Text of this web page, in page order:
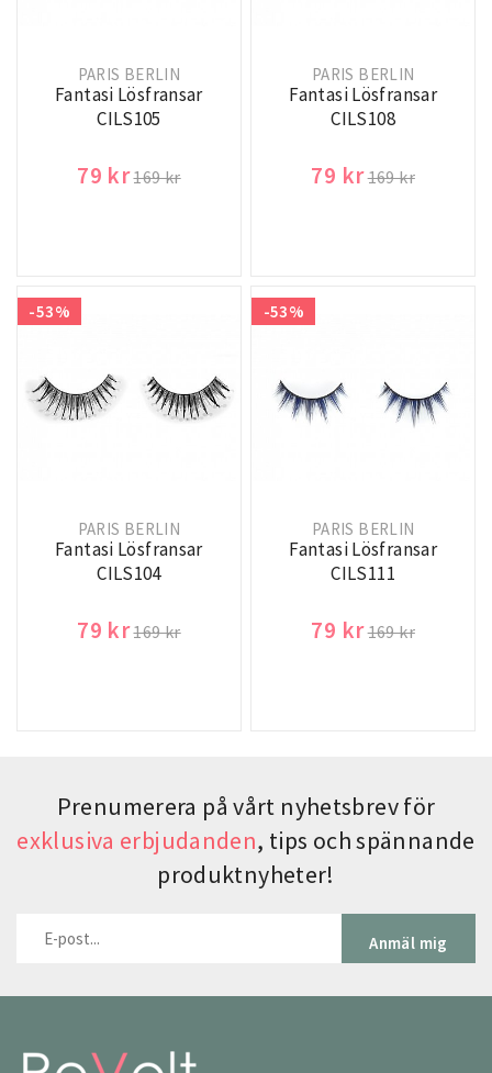
PARIS BERLIN
Fantasi Lösfransar
CILS105
79 kr169 kr
PARIS BERLIN
Fantasi Lösfransar
CILS108
79 kr169 kr
-53%
PARIS BERLIN
Fantasi Lösfransar
CILS104
79 kr169 kr
-53%
PARIS BERLIN
Fantasi Lösfransar
CILS111
79 kr169 kr
Prenumerera på vårt nyhetsbrev för
exklusiva erbjudanden, tips och spännande
produktnyheter!
Anmäl mig